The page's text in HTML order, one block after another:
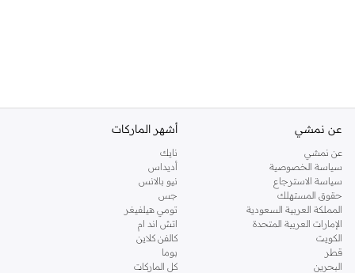
عن نمشي
عن نمشي
سياسة الخصوصية
سياسة الاسترجاع
حقوق المستهلك
المملكة العربية السعودية
الإمارات العربية المتحدة
الكويت
قطر
البحرين
أشهر الماركات
نايك
أديداس
نيو بالانس
جس
تومي هيلفيغر
اتش اند ام
كالفن كلاين
بوما
كل الماركات